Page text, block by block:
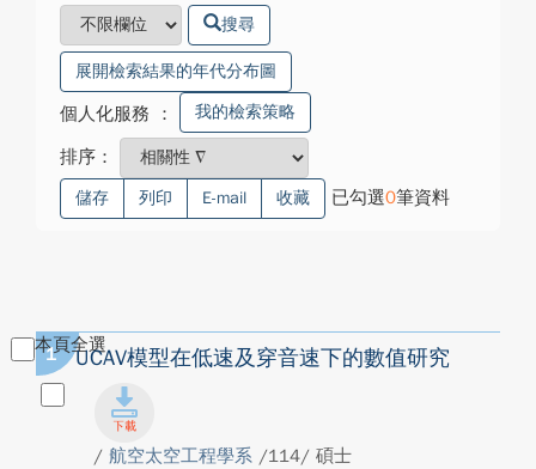
搜尋
展開檢索結果的年代分布圖
個人化服務 ： 我的檢索策略
排序：
儲存 列印 E-mail 收藏 已勾選0筆資料
本頁全選
1 UCAV模型在低速及穿音速下的數值研究
/ 航空太空工程學系 /114/ 碩士